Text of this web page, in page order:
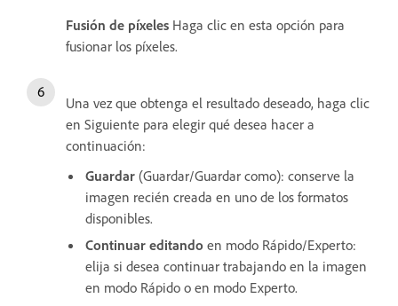
Fusión de píxeles Haga clic en esta opción para
fusionar los píxeles.
Una vez que obtenga el resultado deseado, haga clic
en Siguiente para elegir qué desea hacer a
continuación:
Guardar (Guardar/Guardar como): conserve la
imagen recién creada en uno de los formatos
disponibles.
Continuar editando en modo Rápido/Experto:
elija si desea continuar trabajando en la imagen
en modo Rápido o en modo Experto.